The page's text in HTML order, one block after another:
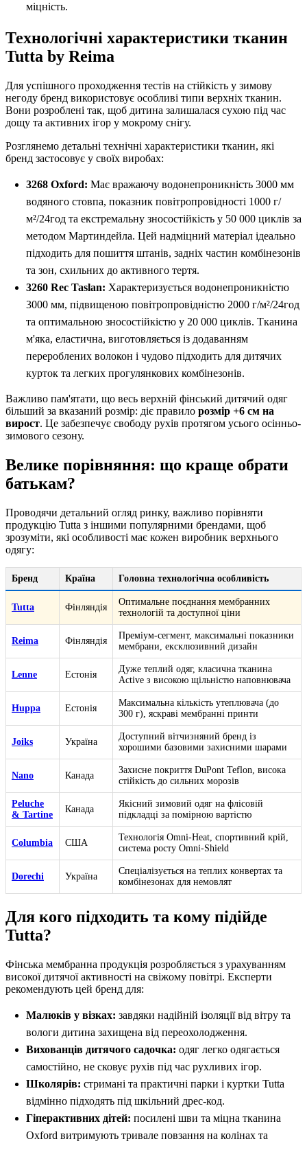
міцність.
Технологічні характеристики тканин
Tutta by Reima
Для успішного проходження тестів на стійкість у зимову
негоду бренд використовує особливі типи верхніх тканин.
Вони розроблені так, щоб дитина залишалася сухою під час
дощу та активних ігор у мокрому снігу.
Розглянемо детальні технічні характеристики тканин, які
бренд застосовує у своїх виробах:
3268 Oxford: Має вражаючу водонепроникність 3000 мм
водяного стовпа, показник повітропровідності 1000 г/
м²/24год та екстремальну зносостійкість у 50 000 циклів за
методом Мартиндейла. Цей надміцний матеріал ідеально
підходить для пошиття штанів, задніх частин комбінезонів
та зон, схильних до активного тертя.
3260 Rec Taslan: Характеризується водонепроникністю
3000 мм, підвищеною повітропровідністю 2000 г/м²/24год
та оптимальною зносостійкістю у 20 000 циклів. Тканина
м'яка, еластична, виготовляється із додаванням
перероблених волокон і чудово підходить для дитячих
курток та легких прогулянкових комбінезонів.
Важливо пам'ятати, що весь верхній фінський дитячий одяг
більший за вказаний розмір: діє правило розмір +6 см на
вирост. Це забезпечує свободу рухів протягом усього осінньо-
зимового сезону.
Велике порівняння: що краще обрати
батькам?
Проводячи детальний огляд ринку, важливо порівняти
продукцію Tutta з іншими популярними брендами, щоб
зрозуміти, які особливості має кожен виробник верхнього
одягу:
Бренд Країна Головна технологічна особливість
Tutta Фінляндія
Оптимальне поєднання мембранних
технологій та доступної ціни
Reima Фінляндія
Преміум-сегмент, максимальні показники
мембрани, ексклюзивний дизайн
Lenne Естонія
Дуже теплий одяг, класична тканина
Active з високою щільністю наповнювача
Huppa Естонія
Максимальна кількість утеплювача (до
300 г), яскраві мембранні принти
Joiks Україна
Доступний вітчизняний бренд із
хорошими базовими захисними шарами
Nano Канада
Захисне покриття DuPont Teflon, висока
стійкість до сильних морозів
Peluche
& Tartine
Канада
Якісний зимовий одяг на флісовій
підкладці за помірною вартістю
Columbia США
Технологія Omni-Heat, спортивний крій,
система росту Omni-Shield
Dorechi Україна
Спеціалізується на теплих конвертах та
комбінезонах для немовлят
Для кого підходить та кому підійде
Tutta?
Фінська мембранна продукція розробляється з урахуванням
високої дитячої активності на свіжому повітрі. Експерти
рекомендують цей бренд для:
Малюків у візках: завдяки надійній ізоляції від вітру та
вологи дитина захищена від переохолодження.
Вихованців дитячого садочка: одяг легко одягається
самостійно, не сковує рухів під час рухливих ігор.
Школярів: стримані та практичні парки і куртки Tutta
відмінно підходять під шкільний дрес-код.
Гіперактивних дітей: посилені шви та міцна тканина
Oxford витримують тривале повзання на колінах та